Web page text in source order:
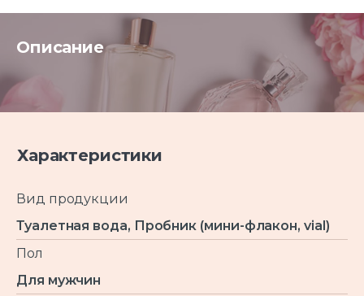
Описание
Характеристики
Вид продукции
Туалетная вода, Пробник (мини-флакон, vial)
Пол
Для мужчин